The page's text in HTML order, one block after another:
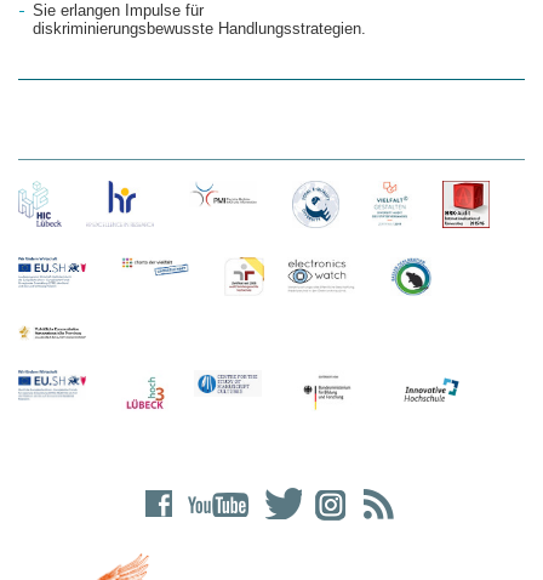
Sie erlangen Impulse für
diskriminierungsbewusste Handlungsstrategien.